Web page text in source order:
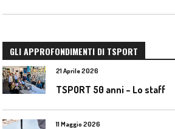
GLI APPROFONDIMENTI DI TSPORT
21 Aprile 2026
TSPORT 50 anni – Lo staff
11 Maggio 2026